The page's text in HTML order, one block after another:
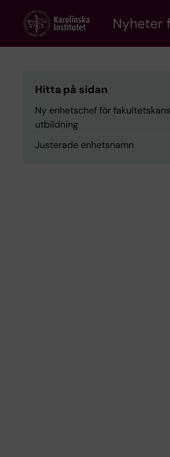
content
Nyheter
Hitta på sidan
Ny enhetschef för
utbildning
Justerade enhetsnamn